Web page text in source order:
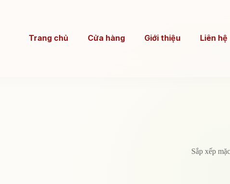
Trang chủ Cửa hàng Giới thiệu Liên hệ